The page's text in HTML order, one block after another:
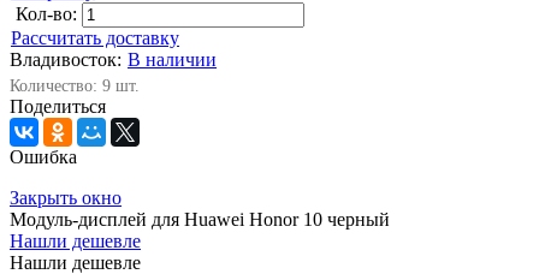
Кол-во:
Рассчитать доставку
Владивосток: В наличии
Количество: 9 шт.
Поделиться
Ошибка
Закрыть окно
Модуль-дисплей для Huawei Honor 10 черный
Нашли дешевле
Нашли дешевле